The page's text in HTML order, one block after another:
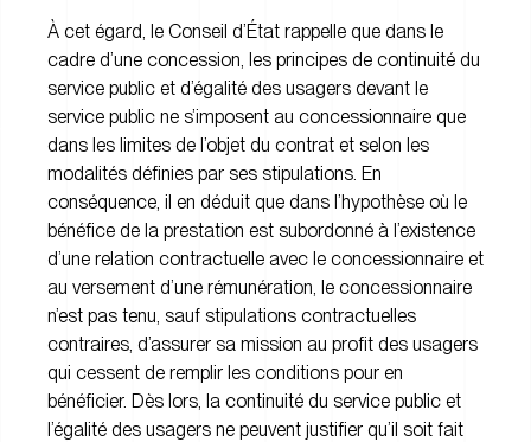
À cet égard, le Conseil d’État rappelle que dans le
cadre d’une concession, les principes de continuité du
service public et d’égalité des usagers devant le
service public ne s’imposent au concessionnaire que
dans les limites de l’objet du contrat et selon les
modalités définies par ses stipulations. En
conséquence, il en déduit que dans l’hypothèse où le
bénéfice de la prestation est subordonné à l’existence
d’une relation contractuelle avec le concessionnaire et
au versement d’une rémunération, le concessionnaire
n’est pas tenu, sauf stipulations contractuelles
contraires, d’assurer sa mission au profit des usagers
qui cessent de remplir les conditions pour en
bénéficier. Dès lors, la continuité du service public et
l’égalité des usagers ne peuvent justifier qu’il soit fait